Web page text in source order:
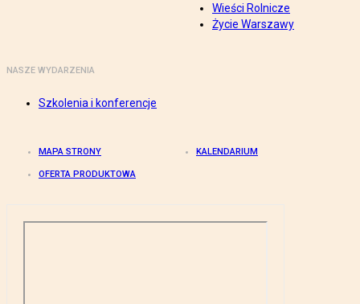
Wieści Rolnicze
Życie Warszawy
NASZE WYDARZENIA
Szkolenia i konferencje
MAPA STRONY KALENDARIUM
OFERTA PRODUKTOWA